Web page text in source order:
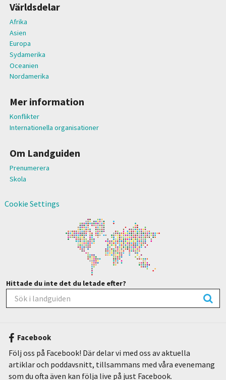
Världsdelar
Afrika
Asien
Europa
Sydamerika
Oceanien
Nordamerika
Mer information
Konflikter
Internationella organisationer
Om Landguiden
Prenumerera
Skola
Cookie Settings
Hittade du inte det du letade efter?
Facebook
Följ oss på Facebook! Där delar vi med oss av aktuella
artiklar och poddavsnitt, tillsammans med våra evenemang
som du ofta även kan följa live på just Facebook.